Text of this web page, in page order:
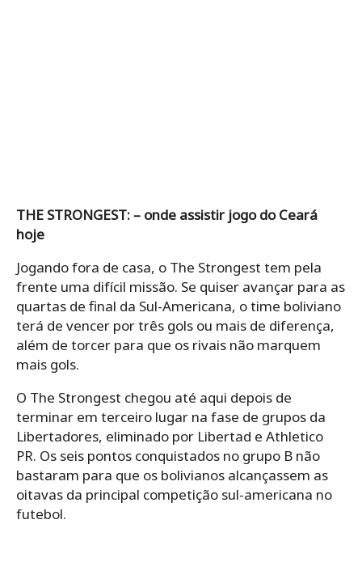
THE STRONGEST: – onde assistir jogo do Ceará
hoje
Jogando fora de casa, o The Strongest tem pela
frente uma difícil missão. Se quiser avançar para as
quartas de final da Sul-Americana, o time boliviano
terá de vencer por três gols ou mais de diferença,
além de torcer para que os rivais não marquem
mais gols.
O The Strongest chegou até aqui depois de
terminar em terceiro lugar na fase de grupos da
Libertadores, eliminado por Libertad e Athletico
PR. Os seis pontos conquistados no grupo B não
bastaram para que os bolivianos alcançassem as
oitavas da principal competição sul-americana no
futebol.